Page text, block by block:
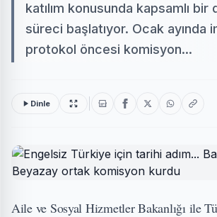
katılım konusunda kapsamlı bir
süreci başlatıyor. Ocak ayında
protokol öncesi komisyon...
Dinle
Aile ve Sosyal Hizmetler Bakanlığı ile